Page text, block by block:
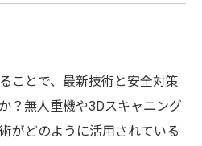
ことで、最新技術と安全対策
？無人重機や3Dスキャニング
がどのように活用されている